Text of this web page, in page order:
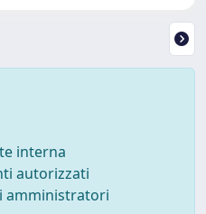
interna
autorizzati
amministratori